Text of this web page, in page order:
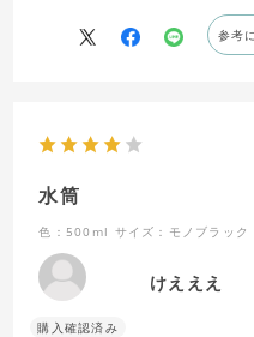
参考
水筒
色：500ml サイズ：モノブラック
けえええ